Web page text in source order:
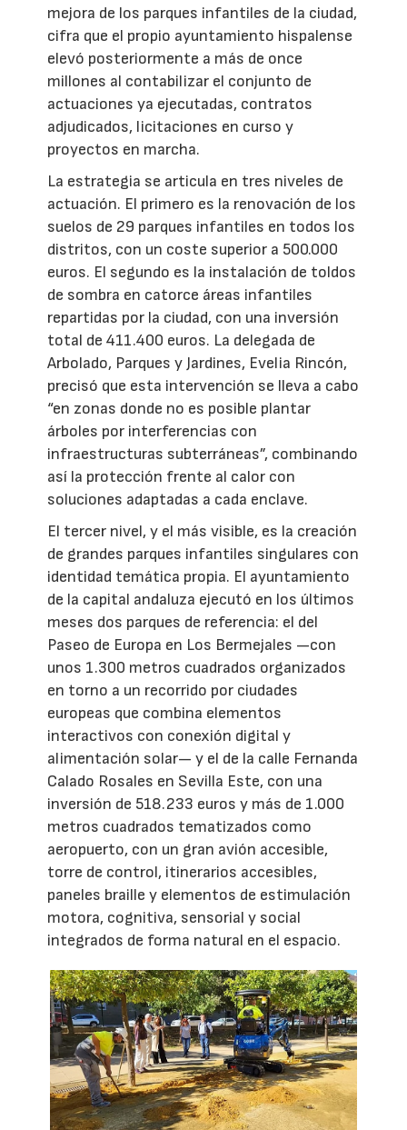
mejora de los parques infantiles de la ciudad,
cifra que el propio ayuntamiento hispalense
elevó posteriormente a más de once
millones al contabilizar el conjunto de
actuaciones ya ejecutadas, contratos
adjudicados, licitaciones en curso y
proyectos en marcha.
La estrategia se articula en tres niveles de
actuación. El primero es la renovación de los
suelos de 29 parques infantiles en todos los
distritos, con un coste superior a 500.000
euros. El segundo es la instalación de toldos
de sombra en catorce áreas infantiles
repartidas por la ciudad, con una inversión
total de 411.400 euros. La delegada de
Arbolado, Parques y Jardines, Evelia Rincón,
precisó que esta intervención se lleva a cabo
“en zonas donde no es posible plantar
árboles por interferencias con
infraestructuras subterráneas”, combinando
así la protección frente al calor con
soluciones adaptadas a cada enclave.
El tercer nivel, y el más visible, es la creación
de grandes parques infantiles singulares con
identidad temática propia. El ayuntamiento
de la capital andaluza ejecutó en los últimos
meses dos parques de referencia: el del
Paseo de Europa en Los Bermejales —con
unos 1.300 metros cuadrados organizados
en torno a un recorrido por ciudades
europeas que combina elementos
interactivos con conexión digital y
alimentación solar— y el de la calle Fernanda
Calado Rosales en Sevilla Este, con una
inversión de 518.233 euros y más de 1.000
metros cuadrados tematizados como
aeropuerto, con un gran avión accesible,
torre de control, itinerarios accesibles,
paneles braille y elementos de estimulación
motora, cognitiva, sensorial y social
integrados de forma natural en el espacio.